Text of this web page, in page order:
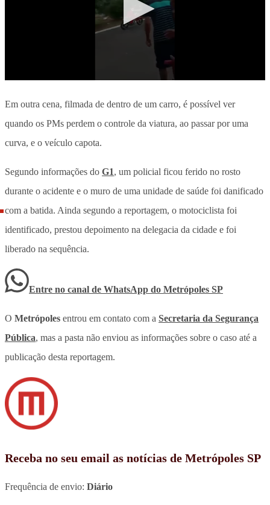
Em outra cena, filmada de dentro de um carro, é possível ver
quando os PMs perdem o controle da viatura, ao passar por uma
curva, e o veículo capota.
Segundo informações do G1, um policial ficou ferido no rosto
durante o acidente e o muro de uma unidade de saúde foi danificado
com a batida. Ainda segundo a reportagem, o motociclista foi
identificado, prestou depoimento na delegacia da cidade e foi
liberado na sequência.
Entre no canal de WhatsApp do Metrópoles SP
O Metrópoles entrou em contato com a Secretaria da Segurança
Pública, mas a pasta não enviou as informações sobre o caso até a
publicação desta reportagem.
Receba no seu email as notícias de Metrópoles SP
Frequência de envio: Diário